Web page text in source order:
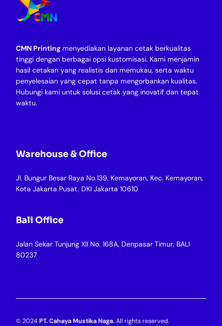
CMN Printing menyediakan layanan cetak berkualitas
tinggi dengan berbagai opsi kustomisasi. Kami menjamin
hasil cetakan yang realistis dan memukau, serta waktu
penyelesaian yang cepat tanpa mengorbankan kualitas.
Hubungi kami untuk solusi cetak yang inovatif dan tepat
waktu.
Warehouse & Office
Jl. Bungur Besar Raya No.139, Kemayoran, Kec. Kemayoran,
Kota Jakarta Pusat, DKI Jakarta 10610
Bali Office
Jalan Sekar Tunjung XII No. 168A, Denpasar Timur, BALI
80237
© 2024PT. Cahaya Mustika Naga.All rights reserved.